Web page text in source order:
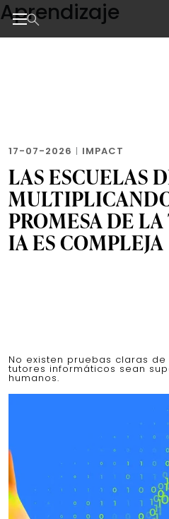
Skip
to
the
Aprendizaje
17-07-2026 | IMPACT
LAS ESCUELAS
PROMESA DE
IA ES COMPLEJA
No existen pruebas claras
tutores informáticos sean
humanos.